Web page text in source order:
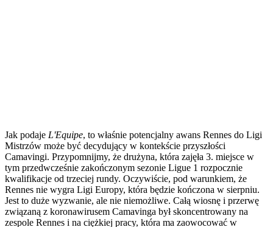
Jak podaje L'Equipe, to właśnie potencjalny awans Rennes do Ligi
Mistrzów może być decydujący w kontekście przyszłości
Camavingi. Przypomnijmy, że drużyna, która zajęła 3. miejsce w
tym przedwcześnie zakończonym sezonie Ligue 1 rozpocznie
kwalifikacje od trzeciej rundy. Oczywiście, pod warunkiem, że
Rennes nie wygra Ligi Europy, która będzie kończona w sierpniu.
Jest to duże wyzwanie, ale nie niemożliwe. Całą wiosnę i przerwę
związaną z koronawirusem Camavinga był skoncentrowany na
zespole Rennes i na ciężkiej pracy, która ma zaowocować w